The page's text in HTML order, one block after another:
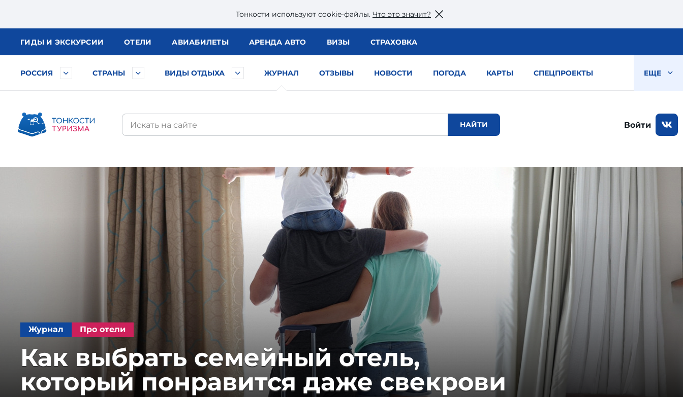
Тонкости используют сookie-файлы. Что это значит?
ГИДЫ И ЭКСКУРСИИ ОТЕЛИ АВИАБИЛЕТЫ АРЕНДА АВТО ВИЗЫ СТРАХОВКА
РОССИЯ СТРАНЫ ВИДЫ ОТДЫХА ЖУРНАЛ ОТЗЫВЫ НОВОСТИ ПОГОДА КАРТЫ СПЕЦПРОЕКТЫ ЕЩЕ
Войти
Журнал Про отели
Как выбрать семейный отель,
который понравится даже свекрови